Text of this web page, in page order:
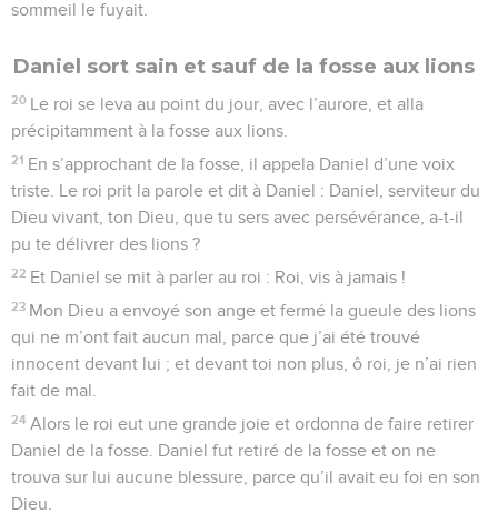
sommeil le fuyait.
Daniel sort sain et sauf de la fosse aux lions
20 Le roi se leva au point du jour, avec l’aurore, et alla
précipitamment à la fosse aux lions.
21 En s’approchant de la fosse, il appela Daniel d’une voix
triste. Le roi prit la parole et dit à Daniel : Daniel, serviteur du
Dieu vivant, ton Dieu, que tu sers avec persévérance, a-t-il
pu te délivrer des lions ?
22 Et Daniel se mit à parler au roi : Roi, vis à jamais !
23 Mon Dieu a envoyé son ange et fermé la gueule des lions
qui ne m’ont fait aucun mal, parce que j’ai été trouvé
innocent devant lui ; et devant toi non plus, ô roi, je n’ai rien
fait de mal.
24 Alors le roi eut une grande joie et ordonna de faire retirer
Daniel de la fosse. Daniel fut retiré de la fosse et on ne
trouva sur lui aucune blessure, parce qu’il avait eu foi en son
Dieu.